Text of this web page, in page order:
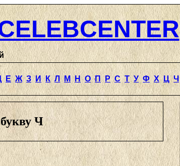
Е Ж З И К Л М Н О П Р С Т У Ф Х Ц Ч
Ч